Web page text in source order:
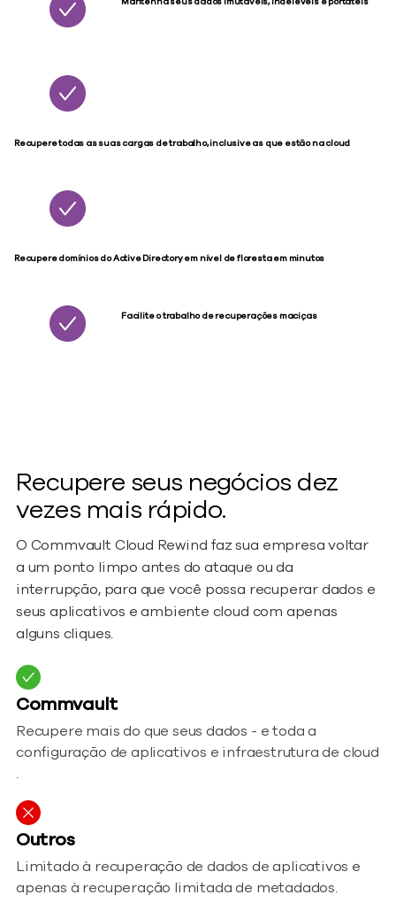
Recupere todas as suas cargas de trabalho, inclusive as que estão na cloud
Recupere domínios do Active Directory em nível de floresta em minutos
Facilite o trabalho de recuperações maciças
Recupere seus negócios dez
vezes mais rápido.
O Commvault Cloud Rewind faz sua empresa voltar
a um ponto limpo antes do ataque ou da
interrupção, para que você possa recuperar dados e
seus aplicativos e ambiente cloud com apenas
alguns cliques.
Commvault
Recupere mais do que seus dados - e toda a
configuração de aplicativos e infraestrutura de cloud
.
Outros
Limitado à recuperação de dados de aplicativos e
apenas à recuperação limitada de metadados.